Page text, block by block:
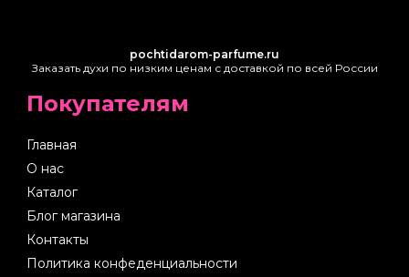
pochtidarom-parfume.ru
Заказать духи по низким ценам с доставкой по всей России
Покупателям
Главная
О нас
Каталог
Блог магазина
Контакты
Политика конфеденциальности